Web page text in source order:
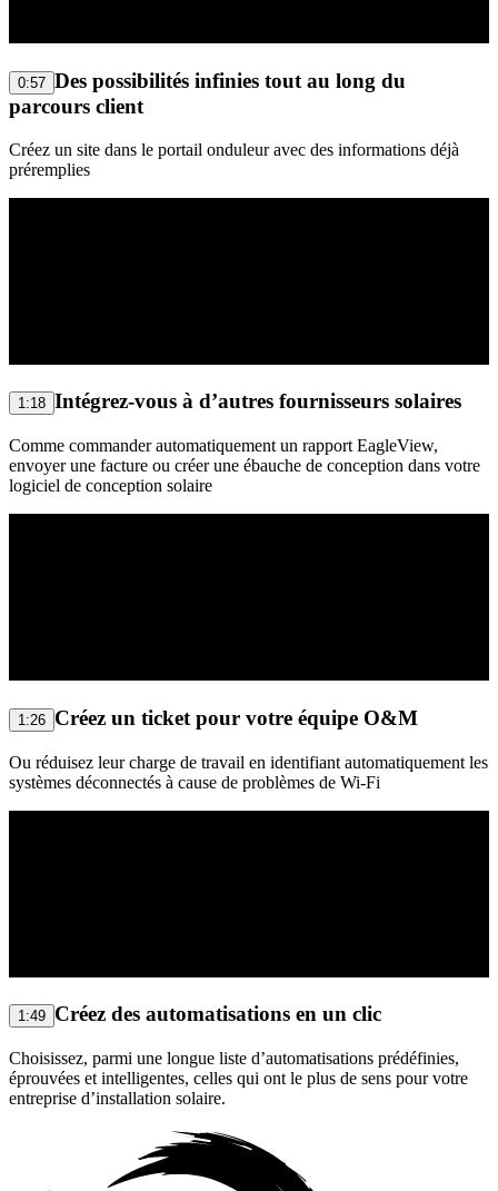
0:57 Des possibilités infinies tout au long du
parcours client
Créez un site dans le portail onduleur avec des informations déjà
préremplies
1:18 Intégrez-vous à d’autres fournisseurs solaires
Comme commander automatiquement un rapport EagleView,
envoyer une facture ou créer une ébauche de conception dans votre
logiciel de conception solaire
1:26 Créez un ticket pour votre équipe O&M
Ou réduisez leur charge de travail en identifiant automatiquement les
systèmes déconnectés à cause de problèmes de Wi-Fi
1:49 Créez des automatisations en un clic
Choisissez, parmi une longue liste d’automatisations prédéfinies,
éprouvées et intelligentes, celles qui ont le plus de sens pour votre
entreprise d’installation solaire.